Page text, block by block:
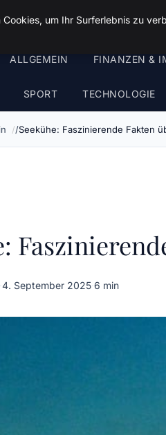
ALLGEMEIN FINANZEN &
SPORT TECHNOLOGIE
Seekühe: Faszinierende Fakten
·4. September 2025·6 min
um Ihr Surferlebnis zu